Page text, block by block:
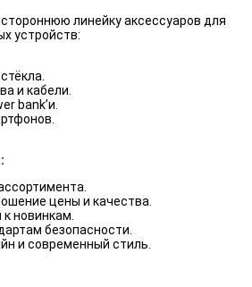
линейку аксессуаров для
устройств:
и кабели.
bank’и.
цены и качества.
новинкам.
безопасности.
и современный стиль.